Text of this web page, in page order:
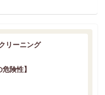
リーニング
険性】